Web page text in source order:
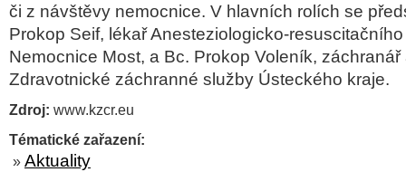
či z návštěvy nemocnice. V hlavních rolích se
Prokop Seif, lékař Anesteziologicko-
Nemocnice Most, a Bc. Prokop Voleník,
Zdravotnické záchranné služby Ústeckého kraje.
Zdroj: www.kzcr.eu
Tématické zařazení:
» Aktuality